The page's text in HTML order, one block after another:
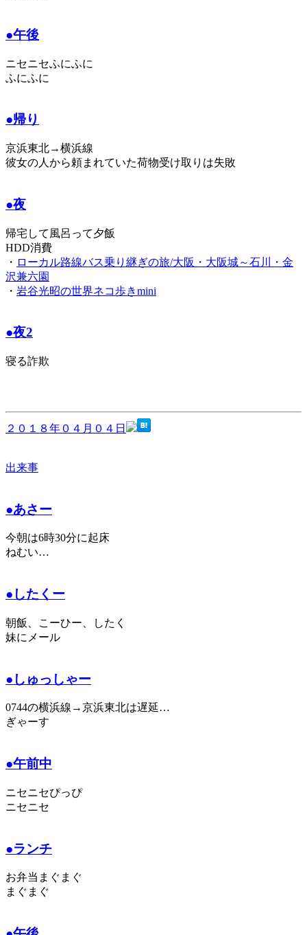
●午後
ニセニセふにふに
ふにふに
●帰り
京浜東北→横浜線
彼女の人から頼まれていた荷物受け取りは失敗
●夜
帰宅して風呂って夕飯
HDD消費
・ ローカル路線バス乗り継ぎの旅/大阪・大阪城～石川・金
沢兼六園
・ 岩谷光昭の世界ネコ歩きmini
●夜2
寝る詐欺
２０１８年０４月０４日
出来事
●あさー
今朝は6時30分に起床
ねむい…
●したくー
朝飯、こーひー、したく
妹にメール
●しゅっしゃー
0744の横浜線→京浜東北は遅延…
ぎゃーす
●午前中
ニセニセぴっぴ
ニセニセ
●ランチ
お弁当まぐまぐ
まぐまぐ